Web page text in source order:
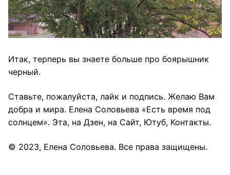
Итак, терперь вы знаете больше про боярышник
черный.
Ставьте, пожалуйста, лайк и подпись. Желаю Вам
добра и мира. Елена Соловьева «Есть время под
солнцем». Эта, на Дзен, на Сайт, Ютуб, Контакты.
© 2023, Елена Соловьева. Все права защищены.